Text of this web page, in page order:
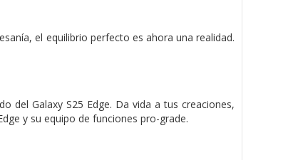
el equilibrio perfecto es ahora una realidad.
del Galaxy S25 Edge. Da vida a tus creaciones,
y su equipo de funciones pro-grade.